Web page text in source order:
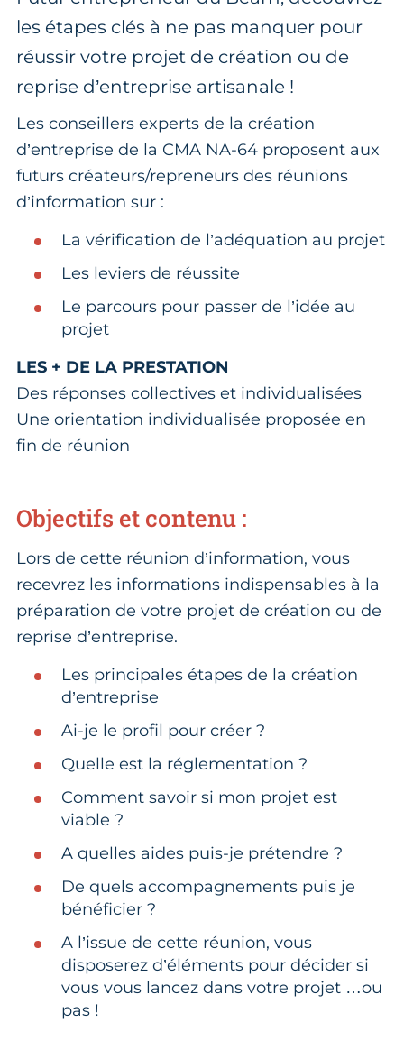
les étapes clés à ne pas manquer pour
réussir votre projet de création ou de
reprise d’entreprise artisanale !
Les conseillers experts de la création
d’entreprise de la CMA NA-64 proposent aux
futurs créateurs/repreneurs des réunions
d’information sur :
La vérification de l’adéquation au projet
Les leviers de réussite
Le parcours pour passer de l’idée au
projet
LES + DE LA PRESTATION
Des réponses collectives et individualisées
Une orientation individualisée proposée en
fin de réunion
Objectifs et contenu :
Lors de cette réunion d’information, vous
recevrez les informations indispensables à la
préparation de votre projet de création ou de
reprise d’entreprise.
Les principales étapes de la création
d’entreprise
Ai-je le profil pour créer ?
Quelle est la réglementation ?
Comment savoir si mon projet est
viable ?
A quelles aides puis-je prétendre ?
De quels accompagnements puis je
bénéficier ?
A l’issue de cette réunion, vous
disposerez d’éléments pour décider si
vous vous lancez dans votre projet …ou
pas !